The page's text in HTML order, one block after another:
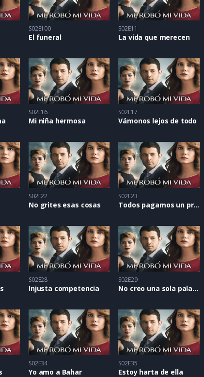
S02E100
El funeral
S02E11
La vida que merecen
S02E16
Mi niña hermosa
S02E17
Vámonos lejos de todo
S02E22
No grites esas cosas
S02E23
Todos pagamos un precio
S02E28
Injusta competencia
S02E29
No creo una sola palabra
S02E34
Yo amo a Bahar
S02E35
Estoy harta de ella